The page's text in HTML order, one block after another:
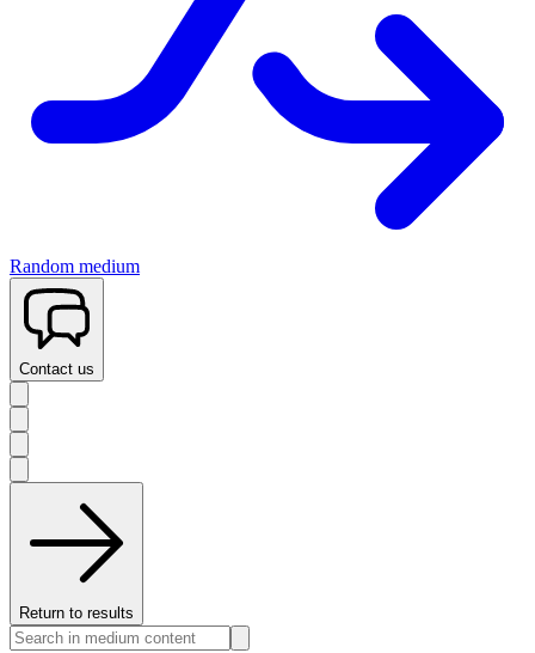
Random medium
Contact us
Return to results